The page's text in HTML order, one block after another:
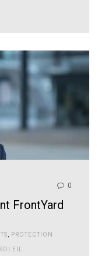
0
FrontYard
, PROTECTION